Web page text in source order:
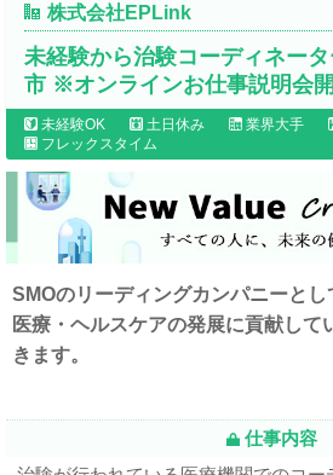
株式会社EPLink
未経験から治験コーディネー
市 ※オンラインお仕事説明会開
未経験OK 土日休み 業界大手
フレックスタイム
SMOのリーディングカンパニーとし
医療・ヘルスケアの発展に貢献して
きます。
仕事内容